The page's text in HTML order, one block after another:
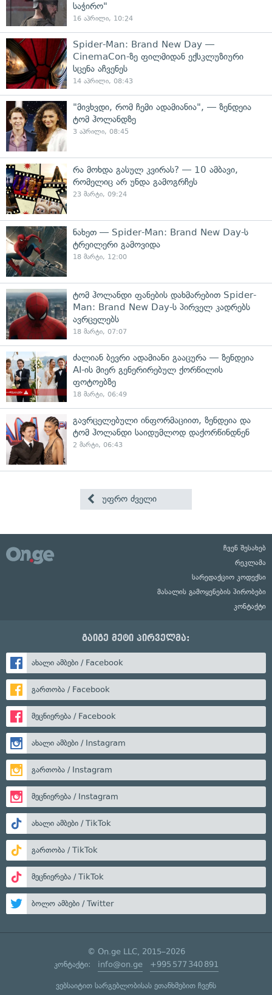
საჭირო"
16 აპრილი, 10:24
Spider-Man: Brand New Day —
CinemaCon-ზე ფილმიდან ექსკლუზიური
სცენა აჩვენეს
14 აპრილი, 08:43
"მივხვდი, რომ ჩემი ადამიანია", — ზენდეია
ტომ ჰოლანდზე
3 აპრილი, 08:45
რა მოხდა გასულ კვირას? — 10 ამბავი,
რომელიც არ უნდა გამოგრჩეს
23 მარტი, 09:24
ნახეთ — Spider-Man: Brand New Day-ს
ტრეილერი გამოვიდა
18 მარტი, 12:00
ტომ ჰოლანდი ფანების დახმარებით Spider-
Man: Brand New Day-ს პირველ კადრებს
ავრცელებს
18 მარტი, 07:07
ძალიან ბევრი ადამიანი გააცურა — ზენდეია
AI-ის მიერ გენერირებულ ქორწილის
ფოტოებზე
18 მარტი, 06:49
გავრცელებული ინფორმაციით, ზენდეია და
ტომ ჰოლანდი საიდუმლოდ დაქორწინდნენ
2 მარტი, 06:43
უფრო ძველი
ჩვენ შესახებ
რეკლამა
სარედაქციო კოდექსი
მასალის გამოყენების პირობები
კონტაქტი
გაიგე მეტი პირველმა:
ახალი ამბები / Facebook
გართობა / Facebook
მეცნიერება / Facebook
ახალი ამბები / Instagram
გართობა / Instagram
მეცნიერება / Instagram
ახალი ამბები / TikTok
გართობა / TikTok
მეცნიერება / TikTok
ბოლო ამბები / Twitter
© On.ge LLC, 2015–2026
კონტაქტი: info@on.ge +995 577 340 891
ვებსაიტით სარგებლობისას ეთანხმებით ჩვენს